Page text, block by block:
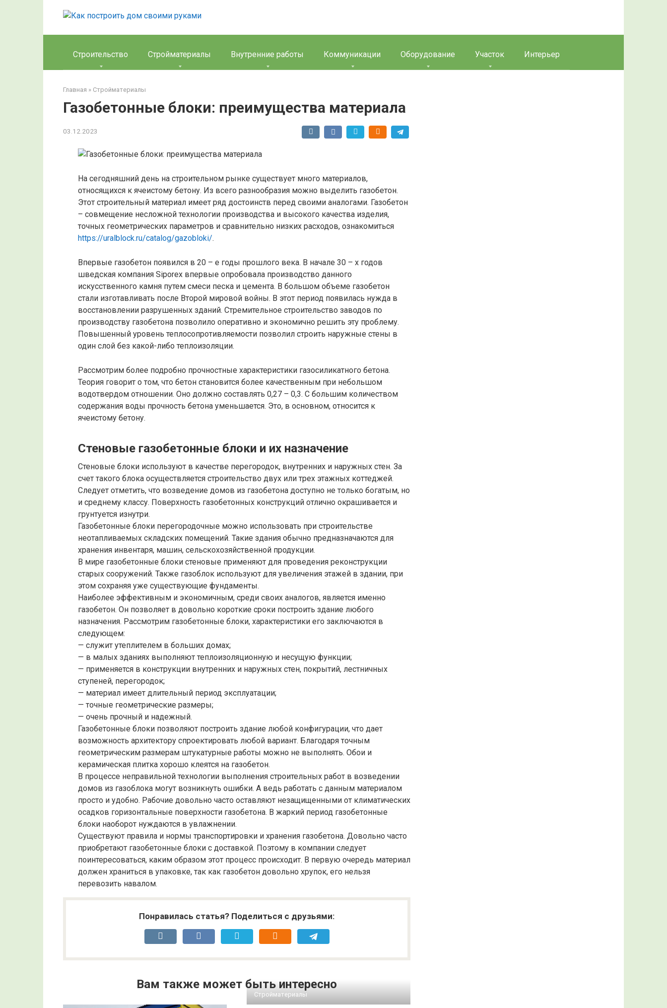
Строительство Стройматериалы Внутренние работы Коммуникации Оборудование Участок Интерьер
Главная » Стройматериалы
Газобетонные блоки: преимущества материала
03.12.2023
На сегодняшний день на строительном рынке существует много материалов,
относящихся к ячеистому бетону. Из всего разнообразия можно выделить газобетон.
Этот строительный материал имеет ряд достоинств перед своими аналогами. Газобетон
– совмещение несложной технологии производства и высокого качества изделия,
точных геометрических параметров и сравнительно низких расходов, ознакомиться
https://uralblock.ru/catalog/gazobloki/.
Впервые газобетон появился в 20 – е годы прошлого века. В начале 30 – х годов
шведская компания Siporex впервые опробовала производство данного
искусственного камня путем смеси песка и цемента. В большом объеме газобетон
стали изготавливать после Второй мировой войны. В этот период появилась нужда в
восстановлении разрушенных зданий. Стремительное строительство заводов по
производству газобетона позволило оперативно и экономично решить эту проблему.
Повышенный уровень теплосопротивляемости позволил строить наружные стены в
один слой без какой-либо теплоизоляции.
Рассмотрим более подробно прочностные характеристики газосиликатного бетона.
Теория говорит о том, что бетон становится более качественным при небольшом
водотвердом отношении. Оно должно составлять 0,27 – 0,3. С большим количеством
содержания воды прочность бетона уменьшается. Это, в основном, относится к
ячеистому бетону.
Стеновые газобетонные блоки и их назначение
Стеновые блоки используют в качестве перегородок, внутренних и наружных стен. За
счет такого блока осуществляется строительство двух или трех этажных коттеджей.
Следует отметить, что возведение домов из газобетона доступно не только богатым, но
и среднему классу. Поверхность газобетонных конструкций отлично окрашивается и
грунтуется изнутри.
Газобетонные блоки перегородочные можно использовать при строительстве
неотапливаемых складских помещений. Такие здания обычно предназначаются для
хранения инвентаря, машин, сельскохозяйственной продукции.
В мире газобетонные блоки стеновые применяют для проведения реконструкции
старых сооружений. Также газоблок используют для увеличения этажей в здании, при
этом сохраняя уже существующие фундаменты.
Наиболее эффективным и экономичным, среди своих аналогов, является именно
газобетон. Он позволяет в довольно короткие сроки построить здание любого
назначения. Рассмотрим газобетонные блоки, характеристики его заключаются в
следующем:
— служит утеплителем в больших домах;
— в малых зданиях выполняют теплоизоляционную и несущую функции;
— применяется в конструкции внутренних и наружных стен, покрытий, лестничных
ступеней, перегородок;
— материал имеет длительный период эксплуатации;
— точные геометрические размеры;
— очень прочный и надежный.
Газобетонные блоки позволяют построить здание любой конфигурации, что дает
возможность архитектору спроектировать любой вариант. Благодаря точным
геометрическим размерам штукатурные работы можно не выполнять. Обои и
керамическая плитка хорошо клеятся на газобетон.
В процессе неправильной технологии выполнения строительных работ в возведении
домов из газоблока могут возникнуть ошибки. А ведь работать с данным материалом
просто и удобно. Рабочие довольно часто оставляют незащищенными от климатических
осадков горизонтальные поверхности газобетона. В жаркий период газобетонные
блоки наоборот нуждаются в увлажнении.
Существуют правила и нормы транспортировки и хранения газобетона. Довольно часто
приобретают газобетонные блоки с доставкой. Поэтому в компании следует
поинтересоваться, каким образом этот процесс происходит. В первую очередь материал
должен храниться в упаковке, так как газобетон довольно хрупок, его нельзя
перевозить навалом.
Понравилась статья? Поделиться с друзьями:
Вам также может быть интересно
Стройматериалы